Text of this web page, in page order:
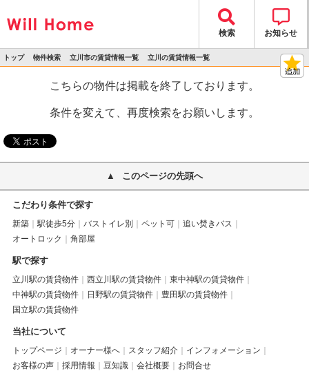
検索 お知らせ
トップ 物件検索 立川市の賃貸情報一覧 立川の賃貸情報一覧
こちらの物件は掲載を終了しております。
条件を変えて、再度検索をお願いします。
このページの先頭へ
こだわり条件で探す
新築 駅徒歩5分 バストイレ別 ペット可
追い焚きバス
オートロック
角部屋
駅で探す
立川駅の賃貸物件 西立川駅の賃貸物件
東中神駅の賃貸物件
中神駅の賃貸物件
日野駅の賃貸物件
豊田駅の賃貸物件
国立駅の賃貸物件
当社について
トップページ オーナー様へ スタッフ紹介
インフォメーション
お客様の声
採用情報 豆知識 会社概要 お問合せ